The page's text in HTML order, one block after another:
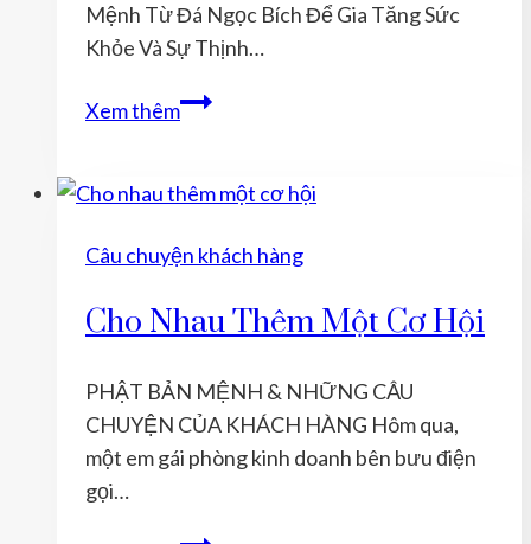
Mệnh Từ Đá Ngọc Bích Để Gia Tăng Sức
Khỏe Và Sự Thịnh…
Xem thêmVì
Mệnh
Nên
Phật
Mệnh
Từ
Đá
Bích
Câu chuyện khách hàng
Cho Nhau Thêm Một Cơ Hội
PHẬT BẢN MỆNH & NHỮNG CÂU
CHUYỆN CỦA KHÁCH HÀNG Hôm qua,
một em gái phòng kinh doanh bên bưu điện
gọi…